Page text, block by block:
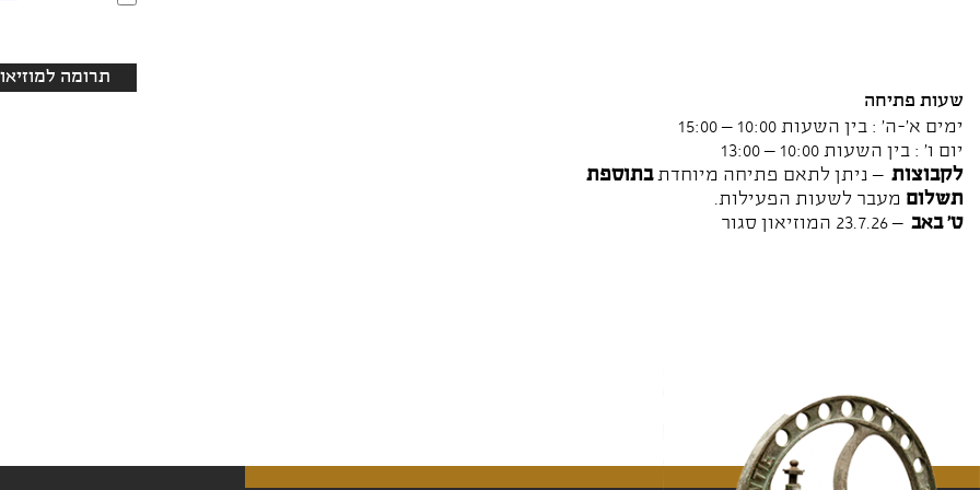
תרומה
שעות פתיחה
ימים א'-ה' : בין השעות 10:00 – 15:00
יום ו' : בין השעות 10:00 – 13:00
לקבוצות – ניתן לתאם פתיחה מיוחדתבתוספת
תשלום מעבר לשעות הפעילות.
ט' באב– 23.7.26 המוזיאון סגור